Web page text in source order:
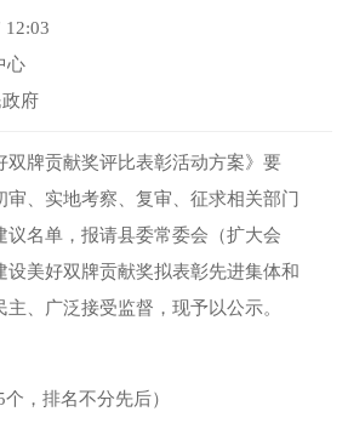
12:03
心
府
双牌贡献奖评比表彰活动方案》要
审、实地考察、复审、征求相关部门
议名单，报请县委常委会（扩大会
设美好双牌贡献奖拟表彰先进集体和
、广泛接受监督，现予以公示。
，排名不分先后）